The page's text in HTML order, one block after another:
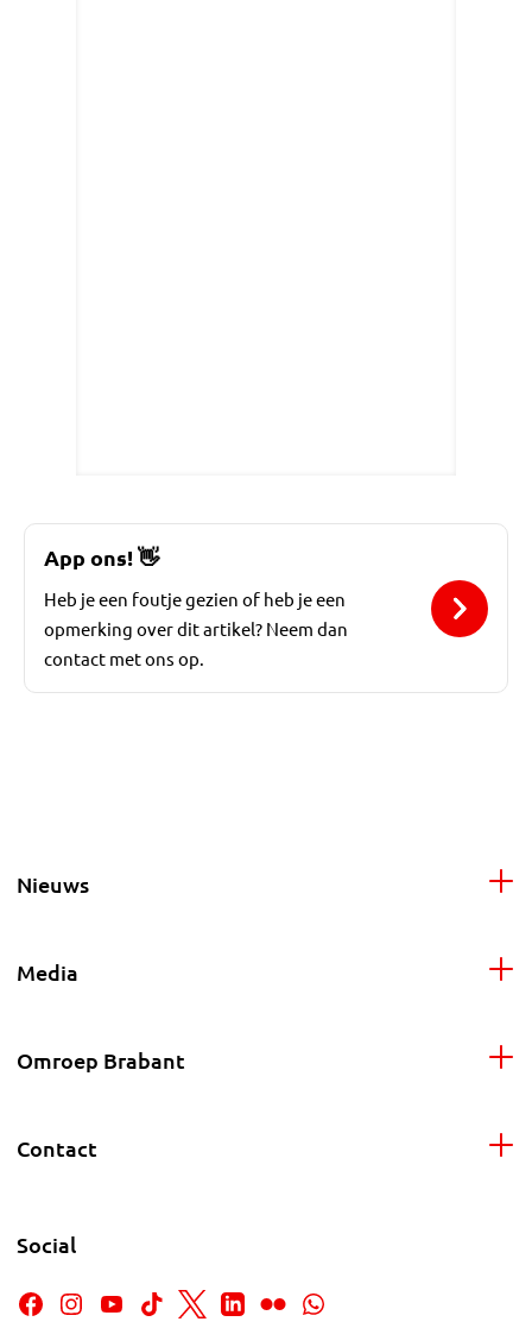
App ons!👋
Heb je een foutje gezien of heb je een
opmerking over dit artikel? Neem dan
contact met ons op.
Nieuws
Media
Omroep Brabant
Contact
Social